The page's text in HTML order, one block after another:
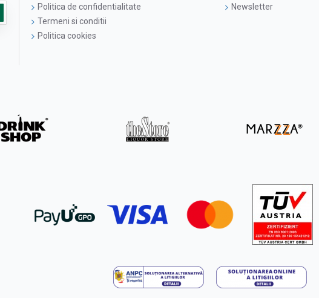
Politica de confidentialitate
Termeni si conditii
Politica cookies
Newsletter